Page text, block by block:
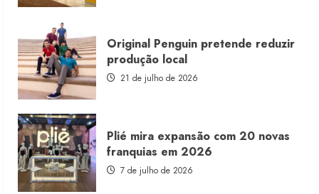
Original Penguin pretende reduzir
produção local
21 de julho de 2026
Plié mira expansão com 20 novas
franquias em 2026
7 de julho de 2026